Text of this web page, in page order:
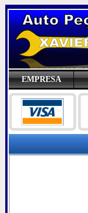
EMPRESA